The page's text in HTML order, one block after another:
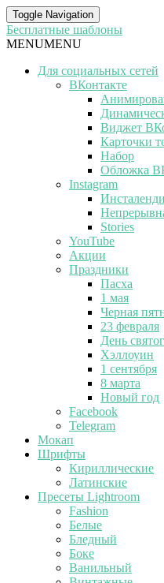
Toggle Navigation
Бесплатные шаблоны
MENUMENU
Для социальных сетей
ВКонтакте
Виджет
Карточки
Набор
Обложка
Instagram
Stories
YouTube
Акции
Праздники
Пасха
1 мая
Черная
23 февраля
День
Хэллоуин
1 сентября
8 марта
Новый год
Facebook
Telegram
Мокап
Шрифты
Кириллические
Латинские
Пресеты Lightroom
Fashion
Белые
Бледный
Боке
Ванильный